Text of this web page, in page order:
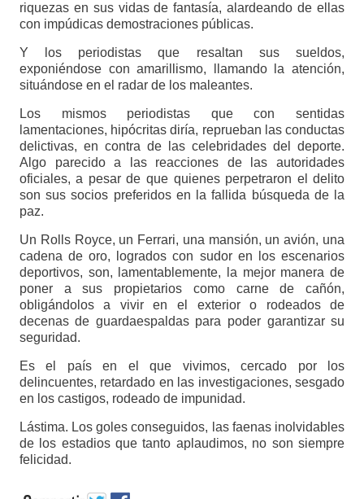
riquezas en sus vidas de fantasía, alardeando de ellas
con impúdicas demostraciones públicas.
Y los periodistas que resaltan sus sueldos,
exponiéndose con amarillismo, llamando la atención,
situándose en el radar de los maleantes.
Los mismos periodistas que con sentidas
lamentaciones, hipócritas diría, reprueban las conductas
delictivas, en contra de las celebridades del deporte.
Algo parecido a las reacciones de las autoridades
oficiales, a pesar de que quienes perpetraron el delito
son sus socios preferidos en la fallida búsqueda de la
paz.
Un Rolls Royce, un Ferrari, una mansión, un avión, una
cadena de oro, logrados con sudor en los escenarios
deportivos, son, lamentablemente, la mejor manera de
poner a sus propietarios como carne de cañón,
obligándolos a vivir en el exterior o rodeados de
decenas de guardaespaldas para poder garantizar su
seguridad.
Es el país en el que vivimos, cercado por los
delincuentes, retardado en las investigaciones, sesgado
en los castigos, rodeado de impunidad.
Lástima. Los goles conseguidos, las faenas inolvidables
de los estadios que tanto aplaudimos, no son siempre
felicidad.